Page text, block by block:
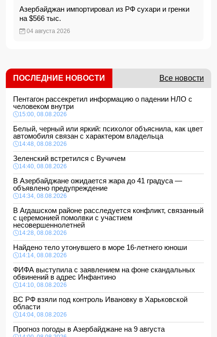
Азербайджан импортировал из РФ сухари и гренки
на $566 тыс.
04 августа 2026
ПОСЛЕДНИЕ НОВОСТИ Все новости
Пентагон рассекретил информацию о падении НЛО с
человеком внутри
15:00, 08.08.2026
Белый, черный или яркий: психолог объяснила, как цвет
автомобиля связан с характером владельца
14:48, 08.08.2026
Зеленский встретился с Вучичем
14:40, 08.08.2026
В Азербайджане ожидается жара до 41 градуса —
объявлено предупреждение
14:34, 08.08.2026
В Агдашском районе расследуется конфликт, связанный
с церемонией помолвки с участием
несовершеннолетней
14:28, 08.08.2026
Найдено тело утонувшего в море 16-летнего юноши
14:14, 08.08.2026
ФИФА выступила с заявлением на фоне скандальных
обвинений в адрес Инфантино
14:10, 08.08.2026
ВС РФ взяли под контроль Ивановку в Харьковской
области
14:04, 08.08.2026
Прогноз погоды в Азербайджане на 9 августа